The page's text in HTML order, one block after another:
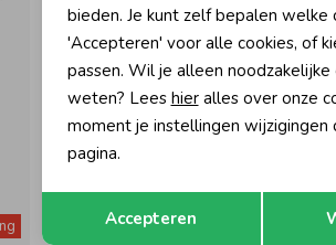
-30% korting
bieden. Je kunt zelf bepalen welke
'Accepteren' voor alle cookies, of
passen. Wil je alleen
weten? Lees hieralles over onze
moment je instellingen wijzigingen
pagina.
Accepteren